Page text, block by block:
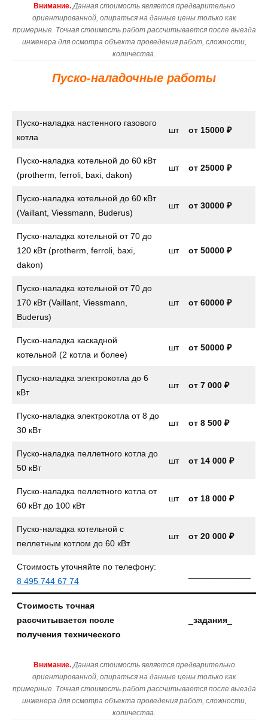
Внимание. Данная стоимость является предварительно
ориентированной, опираться на данные цены только как
примерные. Точная стоимость работ рассчитывается после выезда
инженера для осмотра объекта проведения работ, сложности,
количества.
Пуско-наладочные работы
Пуско-наладка настенного газового
котла
шт от 15000 ₽
Пуско-наладка котельной до 60 кВт
(protherm, ferroli, baxi, dakon)
шт от 25000 ₽
Пуско-наладка котельной до 60 кВт
(Vaillant, Viessmann, Buderus)
шт от 30000 ₽
Пуско-наладка котельной от 70 до
120 кВт (protherm, ferroli, baxi,
dakon)
шт от 50000 ₽
Пуско-наладка котельной от 70 до
170 кВт (Vaillant, Viessmann,
Buderus)
шт от 60000 ₽
Пуско-наладка каскадной
котельной (2 котла и более)
шт от 50000 ₽
Пуско-наладка электрокотла до 6
кВт
шт от 7 000 ₽
Пуско-наладка электрокотла от 8 до
30 кВт
шт от 8 500 ₽
Пуско-наладка пеллетного котла до
50 кВт
шт от 14 000 ₽
Пуско-наладка пеллетного котла от
60 кВт до 100 кВт
шт от 18 000 ₽
Пуско-наладка котельной с
пеллетным котлом до 60 кВт
шт от 20 000 ₽
Стоимость уточняйте по телефону:
8 495 744 67 74
Стоимость точная
рассчитывается после
получения технического
_задания
Внимание. Данная стоимость является предварительно
ориентированной, опираться на данные цены только как
примерные. Точная стоимость работ рассчитывается после выезда
инженера для осмотра объекта проведения работ, сложности,
количества.